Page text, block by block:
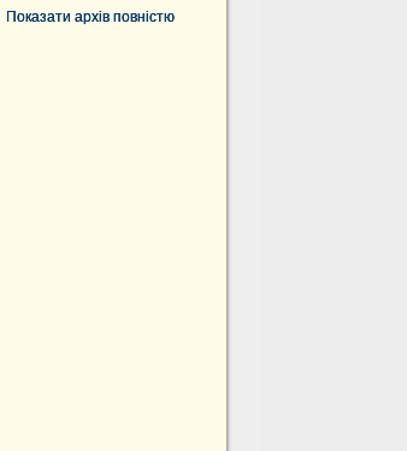
Показати архів повністю